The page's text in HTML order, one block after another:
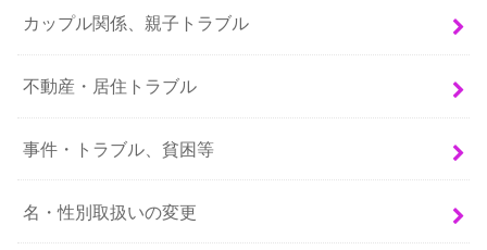
カップル関係、親子トラブル
不動産・居住トラブル
事件・トラブル、貧困等
名・性別取扱いの変更